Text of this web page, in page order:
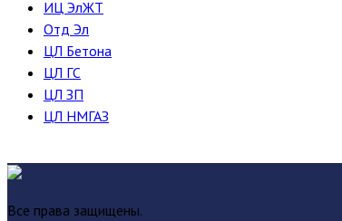
ИЦ ЭлЖТ
Отд Эл
ЦЛ Бетона
ЦЛ ГС
ЦЛ ЗП
ЦЛ НМГАЗ
Все права защищены.